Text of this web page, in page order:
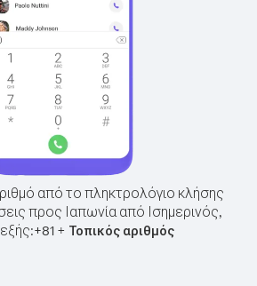
από το πληκτρολόγιο κλήσης
προς Ιαπωνία από Ισημερινός,
+81+ Τοπικός αριθμός